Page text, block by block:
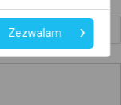
Zezwalam